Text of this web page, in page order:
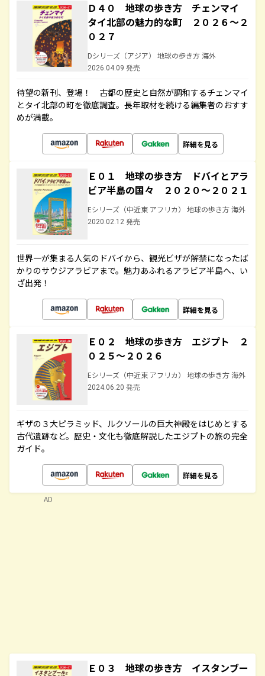
Ｄ４０ 地球の歩き方 チェンマイ
タイ北部の魅力的な町 ２０２６～２
０２７
Dシリーズ（アジア） 地球の歩き方 海外
2026.04.09 発売
待望の新刊、登場！ 古都の歴史と自然が調和するチェンマイ
とタイ北部の町を徹底調査。長年取材を続ける編集者のおすす
めが満載。
詳細を見る
Ｅ０１ 地球の歩き方 ドバイとアラ
ビア半島の国々 ２０２０～２０２１
Eシリーズ（中近東 アフリカ） 地球の歩き方 海外
2020.02.12 発売
世界一が集まる人気のドバイから、観光ビザが解禁になったば
かりのサウジアラビアまで。魅力あふれるアラビア半島へ、い
ざ出発！
詳細を見る
Ｅ０２ 地球の歩き方 エジプト ２
０２５～２０２６
Eシリーズ（中近東 アフリカ） 地球の歩き方 海外
2024.06.20 発売
ギザの３大ピラミッド、ルクソールの巨大神殿をはじめとする
古代遺跡など。歴史・文化も徹底解説したエジプトの旅の完全
ガイド。
詳細を見る
Ｅ０３ 地球の歩き方 イスタンブー
AD